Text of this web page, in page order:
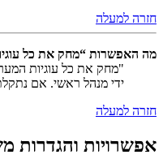
חזרה למעלה
מה האפשרות “מחק את כל
ידי מנהל ראשי. אם
חזרה למעלה
אפשרויות והגדרות